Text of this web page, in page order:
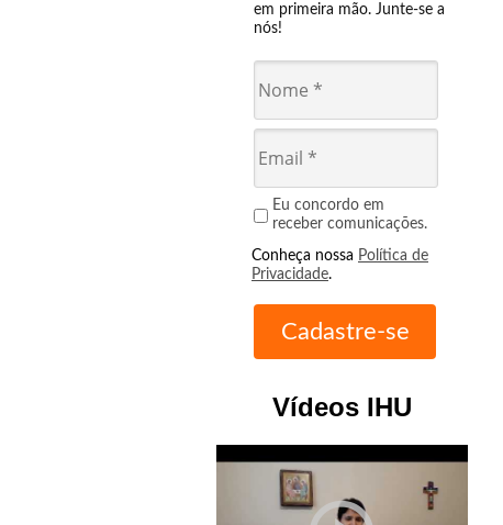
em primeira mão. Junte-se a
nós!
Eu concordo em
receber comunicações.
Conheça nossa Política de
Privacidade.
Vídeos IHU